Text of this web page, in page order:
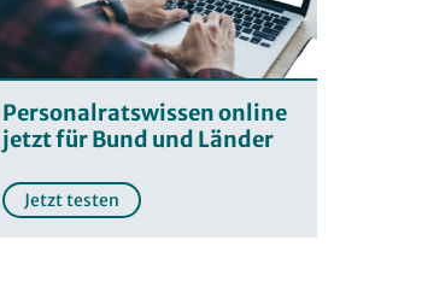
Personalratswissen online
jetzt für Bund und Länder
Jetzt testen